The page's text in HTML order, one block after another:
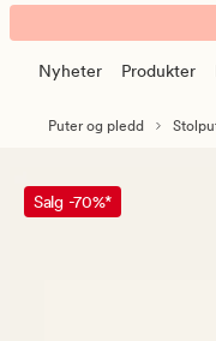
Palermo
sittepute
offwhite
banner.
Klikk
pause.
Nyheter Produkter
Puter og pledd
Salg -70%*